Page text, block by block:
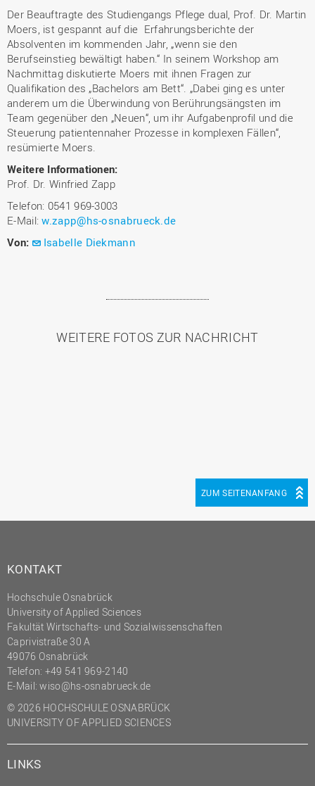
Der Beauftragte des Studiengangs Pflege dual, Prof. Dr. Martin
Moers, ist gespannt auf die Erfahrungsberichte der
Absolventen im kommenden Jahr, „wenn sie den
Berufseinstieg bewältigt haben.“ In seinem Workshop am
Nachmittag diskutierte Moers mit ihnen Fragen zur
Qualifikation des „Bachelors am Bett“. „Dabei ging es unter
anderem um die Überwindung von Berührungsängsten im
Team gegenüber den „Neuen“, um ihr Aufgabenprofil und die
Steuerung patientennaher Prozesse in komplexen Fällen“,
resümierte Moers.
Weitere Informationen:
Prof. Dr. Winfried Zapp
Telefon: 0541 969-3003
E-Mail:w.zapp@hs-osnabrueck.de
Von:
Isabelle Diekmann
WEITERE FOTOS ZUR NACHRICHT
ZUM SEITENANFANG
KONTAKT
Hochschule Osnabrück
University of Applied Sciences
Fakultät Wirtschafts- und Sozialwissenschaften
Caprivistraße 30 A
49076 Osnabrück
Telefon: +49 541 969-2140
E-Mail:wiso@hs-osnabrueck.de
© 2026 HOCHSCHULE OSNABRÜCK
UNIVERSITY OF APPLIED SCIENCES
LINKS